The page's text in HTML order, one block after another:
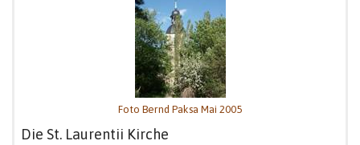
Foto Bernd Paksa Mai 2005
Die St. Laurentii Kirche